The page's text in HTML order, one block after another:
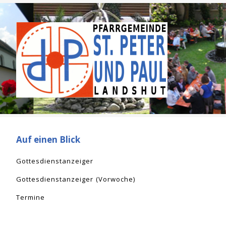
Auf einen Blick
Gottesdienstanzeiger
Gottesdienstanzeiger (Vorwoche)
Termine